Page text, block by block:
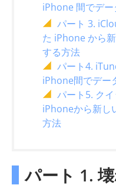
iPhone 間でデ
パート 3.
た iPhone から
する方法
パート4.
iPhone間でデー
パート5. ク
iPhoneから新し
方法
パート 1.